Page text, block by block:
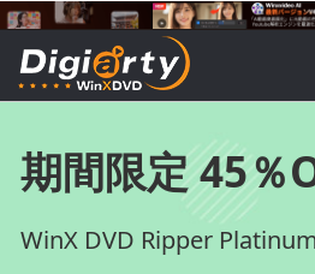
期間限定 45％
WinX DVD Ripper